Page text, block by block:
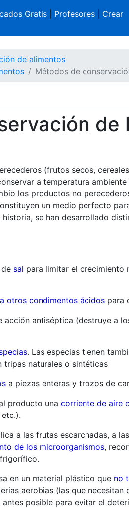
Gratis| Profesores| Crear
de alimentos
Métodos de
de
(frutos secos,
a temperatura
los productos no
un medio perfecto
se han desarrollado
sal para limitar el crecimiento
otros condimentos ácidospara
acción antiséptica (destruye a
. Las especias tienen
tripas naturales o sintéticas
a piezas enteras y trozos de
producto una corriente de aire
a las frutas escarchadas, a
de los microorganismos,
en un material plástico que no
aerobias (las que necesitan
posible para evitar el